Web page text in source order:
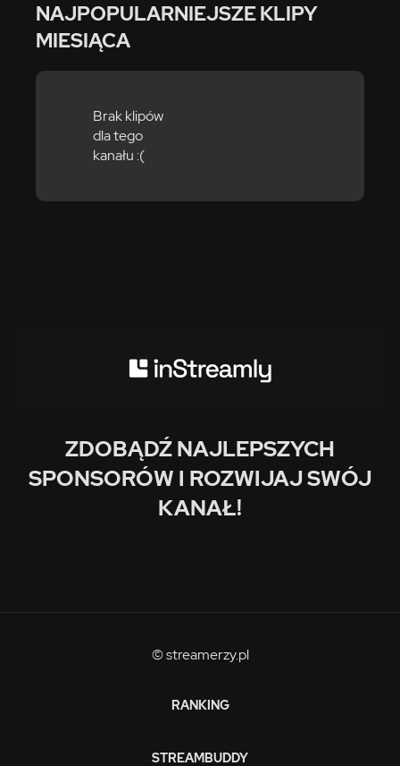
NAJPOPULARNIEJSZE KLIPY
MIESIĄCA
Brak klipów
dla tego
kanału :(
ZDOBĄDŹ NAJLEPSZYCH
SPONSORÓW I ROZWIJAJ SWÓJ
KANAŁ!
© streamerzy.pl
RANKING
STREAMBUDDY